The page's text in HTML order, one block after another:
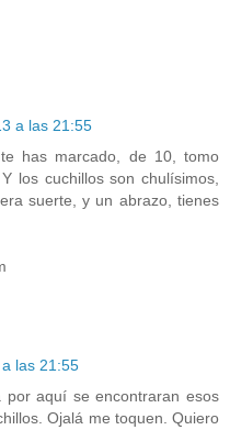
a las 21:55
has marcado, de 10, tomo
los cuchillos son chulísimos,
suerte, y un abrazo, tienes
las 21:55
por aquí se encontraran esos
Ojalá me toquen. Quiero